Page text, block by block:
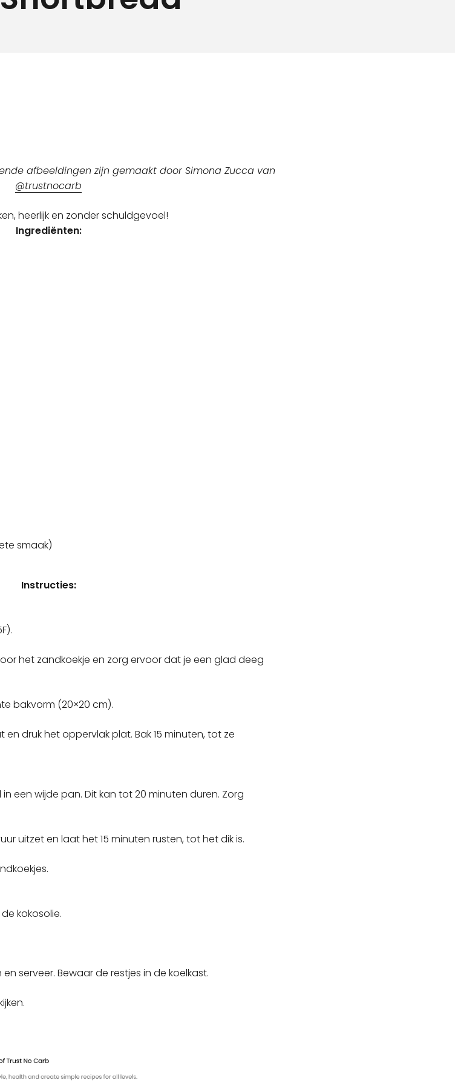
afbeeldingen zijn gemaakt door Simona Zucca van
@trustnocarb
heerlijk en zonder schuldgevoel!
Ingrediënten:
smaak)
Instructies:
het zandkoekje en zorg ervoor dat je een glad deeg
bakvorm (20×20 cm).
druk het oppervlak plat. Bak 15 minuten, tot ze
een wijde pan. Dit kan tot 20 minuten duren. Zorg
uitzet en laat het 15 minuten rusten, tot het dik is.
kokosolie.
serveer. Bewaar de restjes in de koelkast.